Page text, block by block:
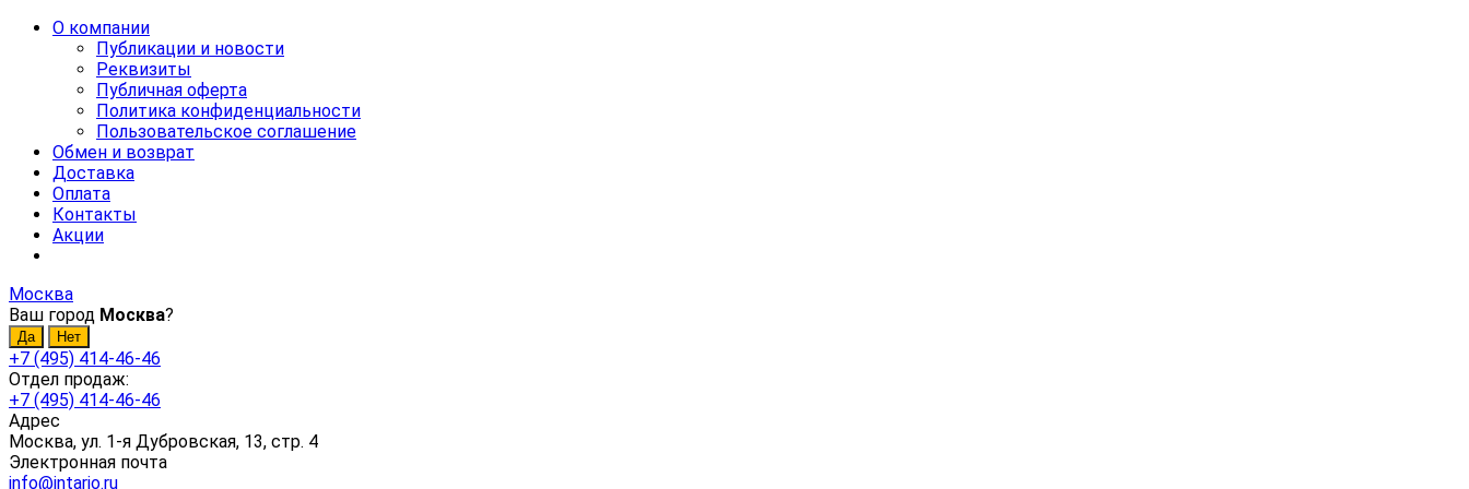
О компании
Публикации и новости
Реквизиты
Публичная оферта
Политика конфиденциальности
Пользовательское соглашение
Обмен и возврат
Доставка
Оплата
Контакты
Акции
Москва
Ваш город Москва?
+7 (495) 414-46-46
Отдел продаж:
+7 (495) 414-46-46
Адрес
Москва, ул. 1-я Дубровская, 13, стр. 4
Электронная почта
info@intario.ru